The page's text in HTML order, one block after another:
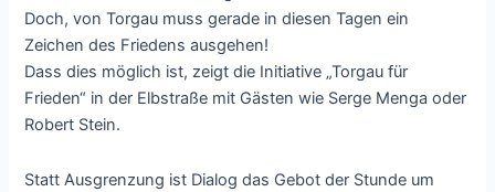
Doch, von Torgau muss gerade in diesen Tagen ein
Zeichen des Friedens ausgehen!
Dass dies möglich ist, zeigt die Initiative „Torgau für
Frieden“ in der Elbstraße mit Gästen wie Serge Menga oder
Robert Stein.
Statt Ausgrenzung ist Dialog das Gebot der Stunde um